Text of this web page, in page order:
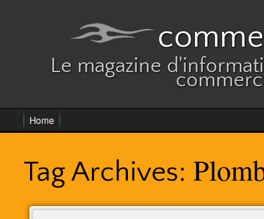
Le magazine
Home
Tag Archives: